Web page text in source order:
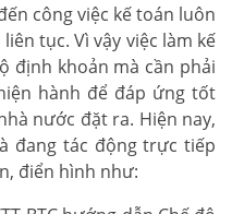
công việc kế toán luôn
tục. Vì vậy việc làm kế
định khoản mà cần phải
hành để đáp ứng tốt
nước đặt ra. Hiện nay,
đang tác động trực tiếp
điển hình như: